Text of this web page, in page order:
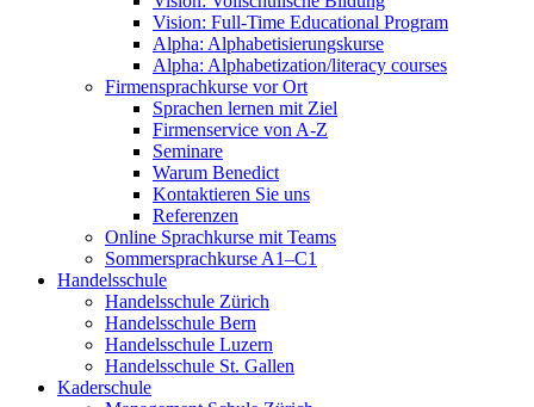
Vision: Full-Time Educational Program
Alpha: Alphabetisierungskurse
Alpha: Alphabetization/literacy courses
Firmensprachkurse vor Ort
Sprachen lernen mit Ziel
Firmenservice von A-Z
Seminare
Warum Benedict
Kontaktieren Sie uns
Referenzen
Online Sprachkurse mit Teams
Sommersprachkurse A1–C1
Handelsschule
Handelsschule Zürich
Handelsschule Bern
Handelsschule Luzern
Handelsschule St. Gallen
Kaderschule